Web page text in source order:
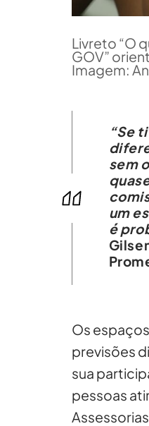
Livreto “O
GOV”
Imagem:
“Se
sem
um
é
Os
previsões
sua
pessoas